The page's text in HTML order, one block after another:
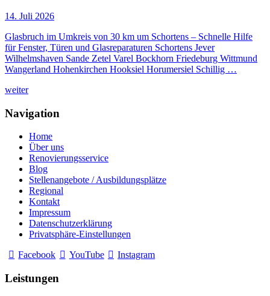
14. Juli 2026
Glasbruch im Umkreis von 30 km um Schortens – Schnelle Hilfe
für Fenster, Türen und Glasreparaturen Schortens Jever
Wilhelmshaven Sande Zetel Varel Bockhorn Friedeburg Wittmund
Wangerland Hohenkirchen Hooksiel Horumersiel Schillig …
weiter
Navigation
Home
Über uns
Renovierungsservice
Blog
Stellenangebote / Ausbildungsplätze
Regional
Kontakt
Impressum
Datenschutzerklärung
Privatsphäre-Einstellungen
Facebook
YouTube Instagram
Leistungen